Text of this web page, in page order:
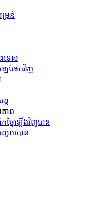
ម្រន់
ទេស
រឡប់​មក​វិញ
ត
ភាព
ែច្នៃឡើងវិញបាន
រលួយបាន